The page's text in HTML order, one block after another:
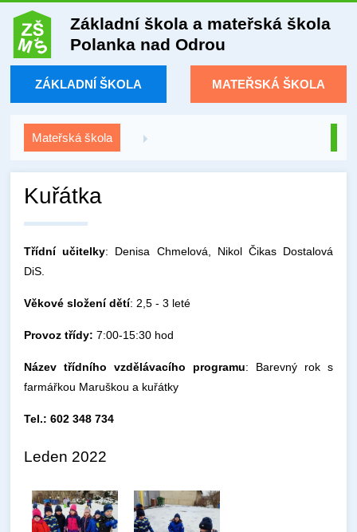
Základní škola a mateřská škola
Polanka nad Odrou
ZÁKLADNÍ ŠKOLA MATEŘSKÁ ŠKOLA
Mateřská škola
Kuřátka
Třídní učitelky: Denisa Chmelová, Nikol Čikas Dostalová
DiS.
Věkové složení dětí: 2,5 - 3 leté
Provoz třídy: 7:00-15:30 hod
Název třídního vzdělávacího programu: Barevný rok s
farmářkou Maruškou a kuřátky
Tel.: 602 348 734
Leden 2022